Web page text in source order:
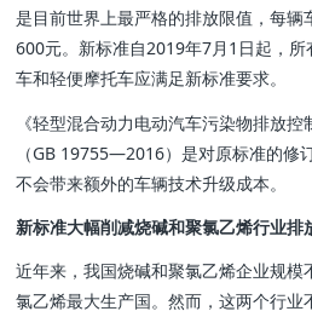
是目前世界上最严格的排放限值，每辆
600元。新标准自2019年7月1日起，
车和轻便摩托车应满足新标准要求。
《轻型混合动力电动汽车污染物排放控
（GB 19755—2016）是对原标准的修
不会带来额外的车辆技术升级成本。
新标准大幅削减烧碱和聚氯乙烯行业排
近年来，我国烧碱和聚氯乙烯企业规模
氯乙烯最大生产国。然而，这两个行